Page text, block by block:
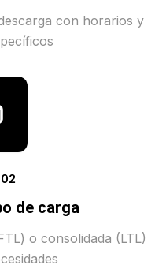
con horarios y
02
de carga
o consolidada (LTL)